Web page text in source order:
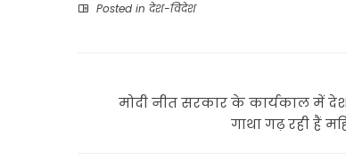
Posted in देश-विदेश
मोदी नीत सरकार के कार्यकाल में
गाथा गढ़ रही हैं